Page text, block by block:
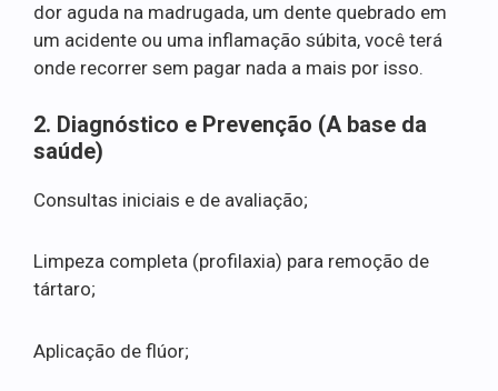
dor aguda na madrugada, um dente quebrado em
um acidente ou uma inflamação súbita, você terá
onde recorrer sem pagar nada a mais por isso.
2. Diagnóstico e Prevenção (A base da
saúde)
Consultas iniciais e de avaliação;
Limpeza completa (profilaxia) para remoção de
tártaro;
Aplicação de flúor;